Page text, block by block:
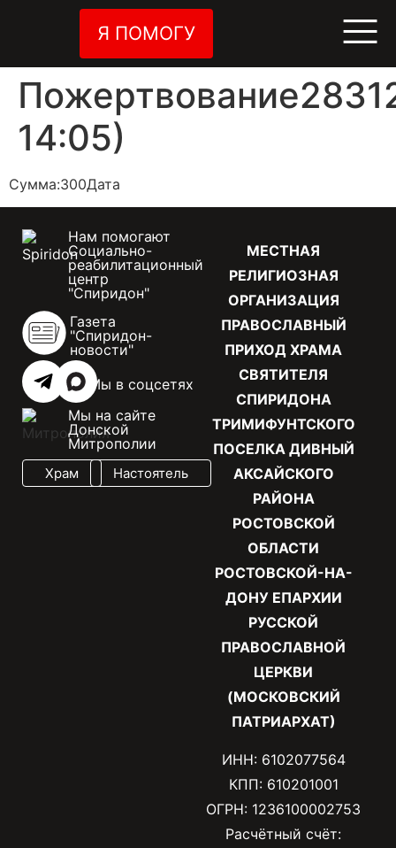
Я ПОМОГУ
14:05)
Сумма:300Дата
МЕСТНАЯ
РЕЛИГИОЗНАЯ
ОРГАНИЗАЦИЯ
ПРАВОСЛАВНЫЙ
ПРИХОД ХРАМА
СВЯТИТЕЛЯ
СПИРИДОНА
ТРИМИФУНТСКОГО
ПОСЕЛКА ДИВНЫЙ
АКСАЙСКОГО
РАЙОНА
РОСТОВСКОЙ
ОБЛАСТИ
РОСТОВСКОЙ-НА-
ДОНУ ЕПАРХИИ
РУССКОЙ
ПРАВОСЛАВНОЙ
ЦЕРКВИ
(МОСКОВСКИЙ
ПАТРИАРХАТ)
ИНН: 6102077564
КПП: 610201001
ОГРН: 1236100002753
Расчётный счёт:
Нам помогают
Социально-
реабилитационный
центр
"Спиридон"
Газета
"Спиридон-
новости"
Мы в соцсетях
Мы на сайте
Донской
Митрополии
Храм Настоятель